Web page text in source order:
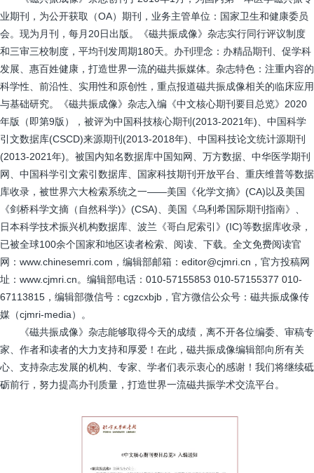
业期刊，为公开获取（OA）期刊，业务主管单位：国家卫生和健康委员
会。现为月刊，每月20日出版。《磁共振成像》杂志实行同行评议制度
和三审三校制度，平均刊发周期180天。办刊理念：办精品期刊、促学科
发展、惠百姓健康，打造世界一流的磁共振媒体。杂志特色：注重内容的
科学性、前沿性、实用性和原创性，重点报道磁共振成像相关的临床应用
与基础研究。《磁共振成像》杂志入编《中文核心期刊要目总览》2020
年版（即第9版），被评为中国科技核心期刊(2013-2021年)、中国科学
引文数据库(CSCD)来源期刊(2013-2018年)、中国科技论文统计源期刊
(2013-2021年)。被国内知名数据库中国知网、万方数据、中华医学期刊
网、中国科学引文索引数据库、国家科技期刊开放平台、重庆维普等数据
库收录，被世界六大检索系统之一——美国《化学文摘》(CA)以及美国
《剑桥科学文摘（自然科学)》(CSA)、美国《乌利希国际期刊指南》、
日本科学技术振兴机构数据库、波兰《哥白尼索引》(IC)等数据库收录，
已被全球100余个国家和地区读者检索、阅读、下载。全文免费阅读官
网：www.chinesemri.com，编辑部邮箱：editor@cjmri.cn，官方投稿网
址：www.cjmri.cn。编辑部电话：010-57155853 010-57155377 010-
67113815，编辑部微信号：cgzcxbjb，官方微信公众号：磁共振成像传
媒（cjmri-media）。
《磁共振成像》杂志能够取得今天的成绩，离不开各位编委、审稿专
家、作者和读者的大力支持和厚爱！在此，磁共振成像编辑部向所有关
心、支持杂志发展的机构、专家、学者们表示衷心的感谢！我们将继续砥
砺前行，努力提高办刊质量，打造世界一流磁共振学术交流平台。